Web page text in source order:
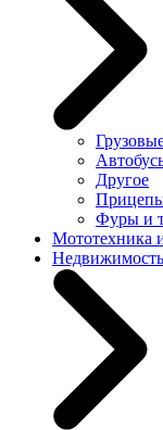
Другое
Фуры и
Мототехника
Недвижимость